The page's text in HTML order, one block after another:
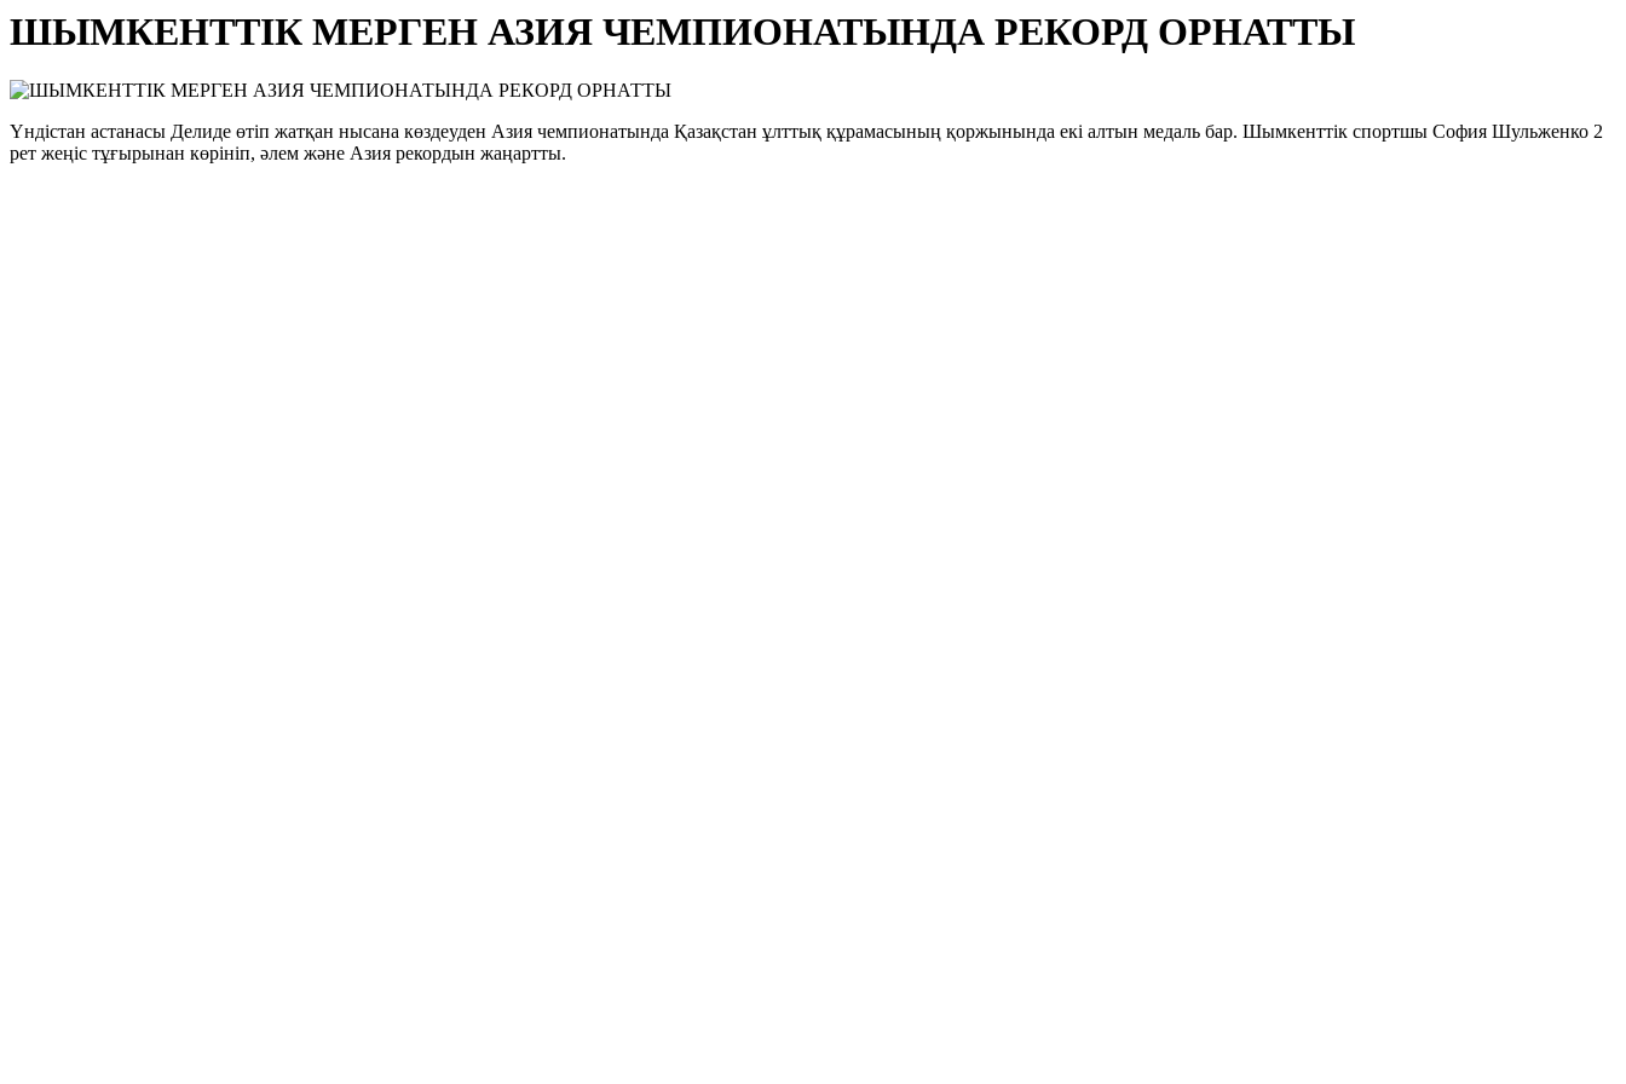
ШЫМКЕНТТІК МЕРГЕН АЗИЯ ЧЕМПИОНАТЫНДА РЕКОРД ОРНАТТЫ
Үндістан астанасы Делиде өтіп жатқан нысана көздеуден Азия чемпионатында Қазақстан ұлттық құрамасының қоржынында екі алтын медаль бар. Шымкенттік спортшы София Шульженко 2
рет жеңіс тұғырынан көрініп, әлем және Азия рекордын жаңартты.